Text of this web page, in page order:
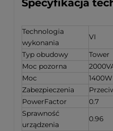
Specyfikacja
Technologia
wykonania
VI
Typ obudowy
Tower
Moc pozorna
Moc
1400W
Zabezpieczenia
PowerFactor
0.7
Sprawność
urządzenia
0.96